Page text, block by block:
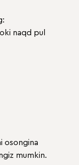
naqd pul
osongina
mumkin.